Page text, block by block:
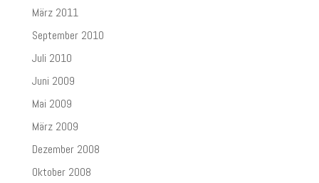
März 2011
September 2010
Juli 2010
Juni 2009
Mai 2009
März 2009
Dezember 2008
Oktober 2008